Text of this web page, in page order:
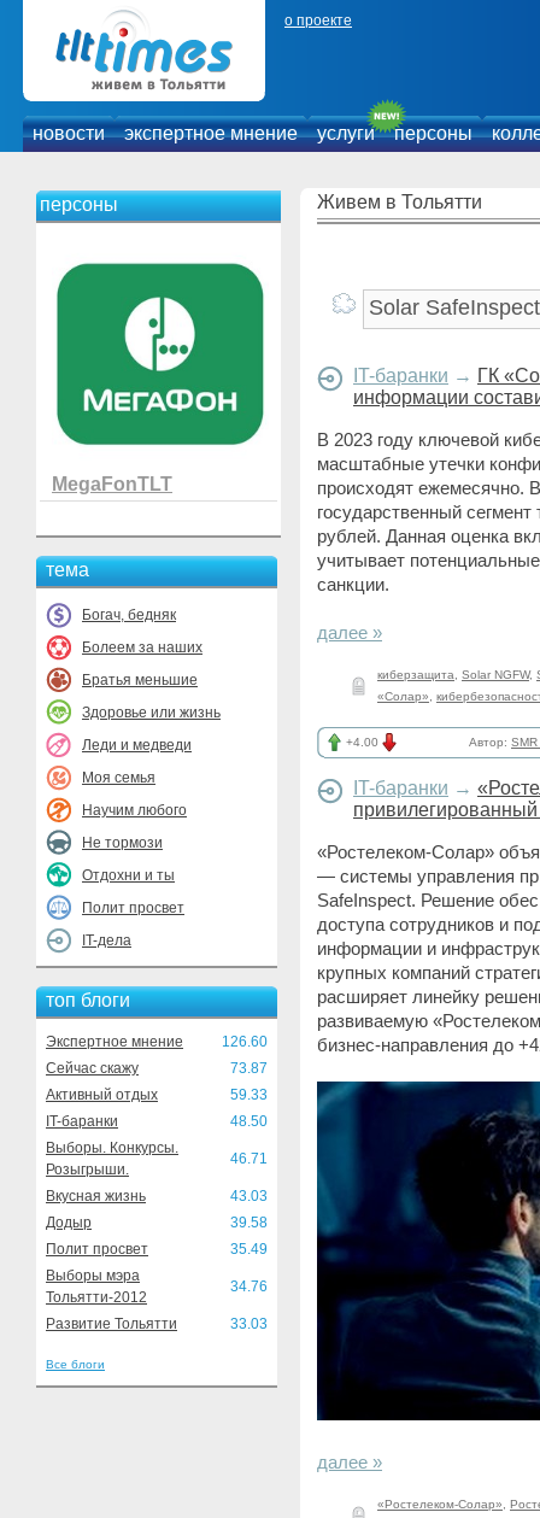
о проекте
новости экспертное мнение услуги персоны
персоны
MegaFonTLT
тема
Богач, бедняк
Болеем за наших
Братья меньшие
Здоровье или жизнь
Леди и медведи
Моя семья
Научим любого
Не тормози
Отдохни и ты
Полит просвет
IT-дела
топ блоги
Экспертное мнение
126.60
Сейчас скажу
73.87
Активный отдых
59.33
IT-баранки
48.50
Выборы. Конкурсы.
Розыгрыши.
46.71
Вкусная жизнь
43.03
Додыр
39.58
Полит просвет
35.49
Выборы мэра
Тольятти-2012
34.76
Развитие Тольятти 33.03
Все блоги
Живем в Тольятти
IT-баранки → ГК
информации
В 2023 году ключевой
масштабные утечки
происходят ежемесячно.
государственный
рублей. Данная оценка
учитывает
санкции.
далее »
киберзащита Solar NGFW,
«Солар»
+4.00 Автор:
IT-баранки →
привилегированный
«Ростелеком-Солар»
— системы управления
SafeInspect. Решение
доступа сотрудников и
информации и
крупных компаний
расширяет линейку
развиваемую
бизнес-направления до
далее »
«Ростелеком-Солар»